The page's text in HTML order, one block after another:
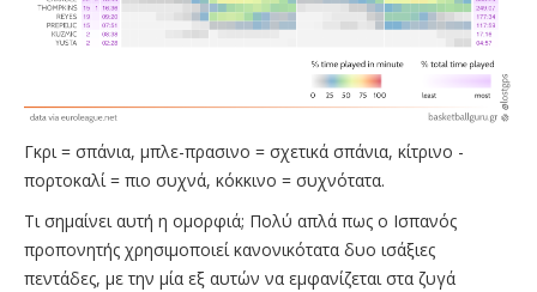
Γκρι = σπάνια, μπλε-πρασινο = σχετικά σπάνια, κίτρινο -
πορτοκαλί = πιο συχνά, κόκκινο = συχνότατα.
Τι σημαίνει αυτή η ομορφιά; Πολύ απλά πως ο Ισπανός
προπονητής χρησιμοποιεί κανονικότατα δυο ισάξιες
πεντάδες, με την μία εξ αυτών να εμφανίζεται στα ζυγά